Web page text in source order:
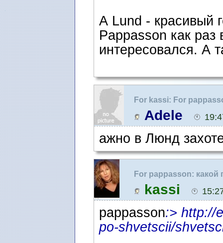
А Lund - красивый
Pappasson как
интересовался. А
For kassi: For
швеции ?
Adele
ажно в Люнд
For pappasson:
kassi
pappasson:> http://
po-shvetscii/